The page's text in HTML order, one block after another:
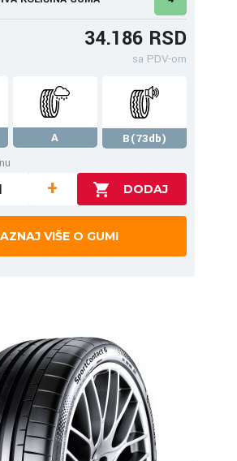
34.186 RSD
sa PDV-om
A
B(73db)
+
VIŠE O GUMI